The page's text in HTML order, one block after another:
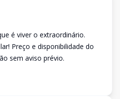
é viver o extraordinário.
Preço e disponibilidade do
sem aviso prévio.